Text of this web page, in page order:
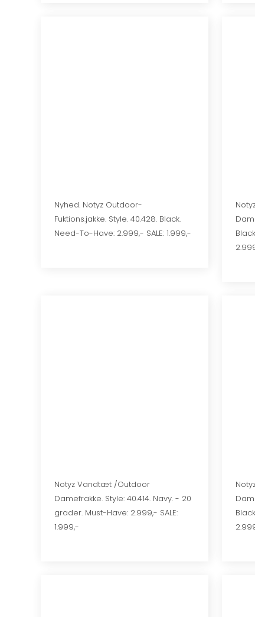
Nyhed. Notyz Outdoor-
Fuktions.jakke. Style. 40.428. Black.
Need-To-Have: 2.999,- SALE: 1.999,-
​​Notyz Vandtæt /Outdoor
Damefrakke. Style: 40.414. Navy. - 20
grader. Must-Have: 2.999,- SALE:
1.999,-